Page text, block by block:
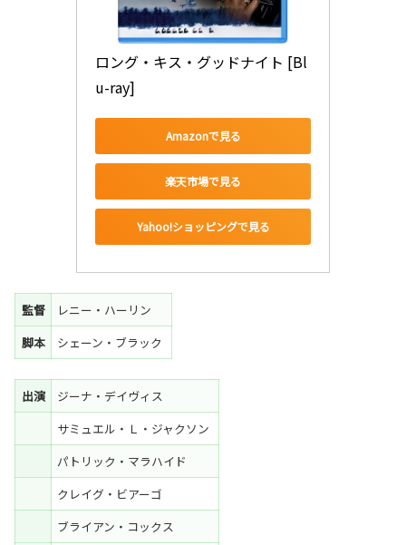
ロング・キス・グッドナイト [Bl
u-ray]
Amazonで見る
楽天市場で見る
Yahoo!ショッピングで見る
監督
レニー・ハーリン
脚本
シェーン・ブラック
出演
ジーナ・デイヴィス
サミュエル・Ｌ・ジャクソン
パトリック・マラハイド
クレイグ・ビアーゴ
ブライアン・コックス